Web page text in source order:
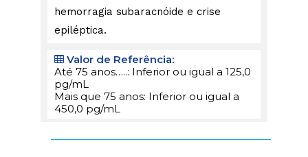
hemorragia subaracnóide e crise
epiléptica.
Valor de Referência:
Até 75 anos…..: Inferior ou igual a 125,0
pg/mL
Mais que 75 anos: Inferior ou igual a
450,0 pg/mL